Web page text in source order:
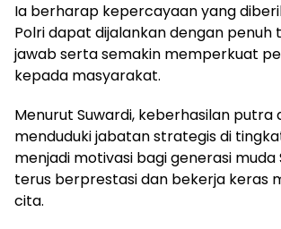
Ia berharap kepercayaan yang
Polri dapat dijalankan dengan penuh
jawab serta semakin memperkuat
kepada masyarakat.
Menurut Suwardi, keberhasilan putra
menduduki jabatan strategis di
menjadi motivasi bagi generasi
terus berprestasi dan bekerja keras
cita.